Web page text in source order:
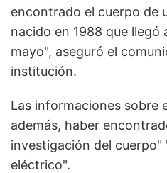
encontrado el cuerpo de
nacido en 1988 que llegó
mayo", aseguró el
institución.
Las informaciones sobre
además, haber
investigación del cuerpo"
eléctrico".